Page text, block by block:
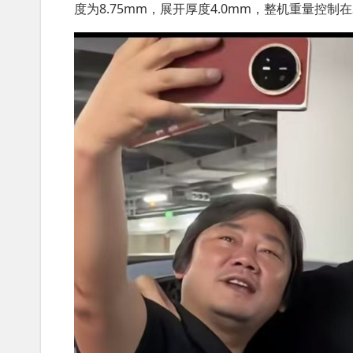
度为8.75mm，展开厚度4.0mm，整机重量控制